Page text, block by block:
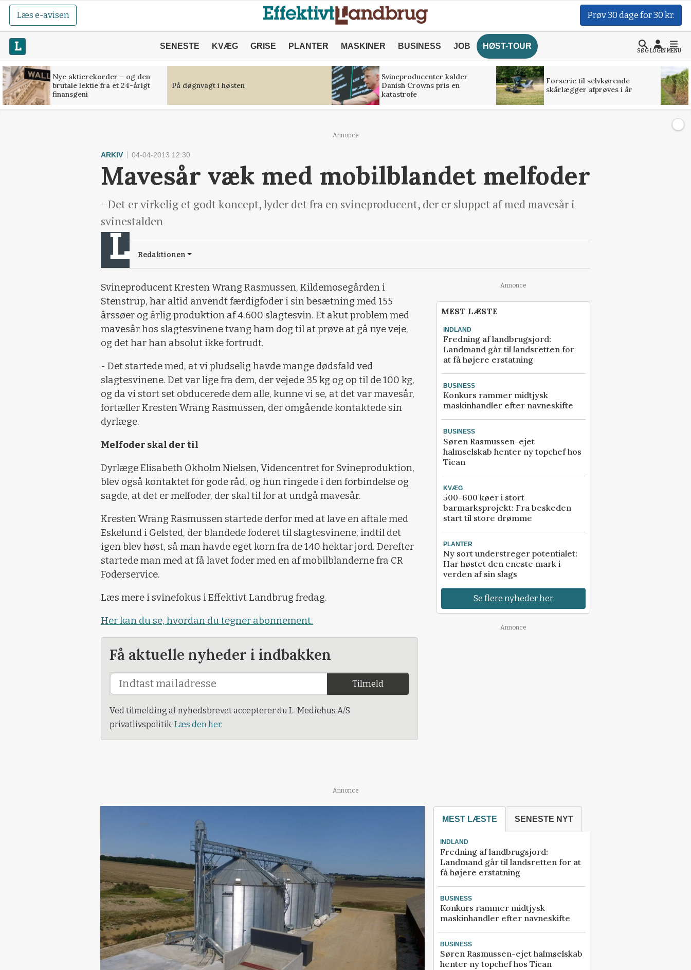
Læs e-avisen Prøv 30 dage for 30 kr.
SENESTE KVÆG GRISE PLANTER MASKINER BUSINESS JOB HØST-TOUR
SØGLOGINMENU
Nye aktierekorder – og den
brutale lektie fra et 24-årigt
finansgeni
På døgnvagt i høsten
Svineproducenter kalder
Danish Crowns pris en
katastrofe
Forserie til selvkørende
skårlægger afprøves i år
Annonce
ARKIV 04-04-2013 12:30
Mavesår væk med mobilblandet melfoder
- Det er virkelig et godt koncept, lyder det fra en svineproducent, der er sluppet af med mavesår i
svinestalden
Redaktionen
Svineproducent Kresten Wrang Rasmussen, Kildemosegården i
Stenstrup, har altid anvendt færdigfoder i sin besætning med 155
årssøer og årlig produktion af 4.600 slagtesvin. Et akut problem med
mavesår hos slagtesvinene tvang ham dog til at prøve at gå nye veje,
og det har han absolut ikke fortrudt.
- Det startede med, at vi pludselig havde mange dødsfald ved
slagtesvinene. Det var lige fra dem, der vejede 35 kg og op til de 100 kg,
og da vi stort set obducerede dem alle, kunne vi se, at det var mavesår,
fortæller Kresten Wrang Rasmussen, der omgående kontaktede sin
dyrlæge.
Melfoder skal der til
Dyrlæge Elisabeth Okholm Nielsen, Videncentret for Svineproduktion,
blev også kontaktet for gode råd, og hun ringede i den forbindelse og
sagde, at det er melfoder, der skal til for at undgå mavesår.
Kresten Wrang Rasmussen startede derfor med at lave en aftale med
Eskelund i Gelsted, der blandede foderet til slagtesvinene, indtil det
igen blev høst, så man havde eget korn fra de 140 hektar jord. Derefter
startede man med at få lavet foder med en af mobilblanderne fra CR
Foderservice.
Læs mere i svinefokus i Effektivt Landbrug fredag.
Her kan du se, hvordan du tegner abonnement.
Få aktuelle nyheder i indbakken
Tilmeld
Ved tilmelding af nyhedsbrevet accepterer du L-Mediehus A/S
privatlivspolitik. Læs den her.
Annonce
MEST LÆSTE
INDLAND
Fredning af landbrugsjord:
Landmand går til landsretten for
at få højere erstatning
BUSINESS
Konkurs rammer midtjysk
maskinhandler efter navneskifte
BUSINESS
Søren Rasmussen-ejet
halmselskab henter ny topchef hos
Tican
KVÆG
500-600 køer i stort
barmarksprojekt: Fra beskeden
start til store drømme
PLANTER
Ny sort understreger potentialet:
Har høstet den eneste mark i
verden af sin slags
Se flere nyheder her
Annonce
Annonce
MEST LÆSTE SENESTE NYT
INDLAND
Fredning af landbrugsjord:
Landmand går til landsretten for at
få højere erstatning
BUSINESS
Konkurs rammer midtjysk
maskinhandler efter navneskifte
BUSINESS
Søren Rasmussen-ejet halmselskab
henter ny topchef hos Tican